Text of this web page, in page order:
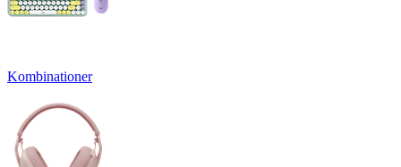
Kombinationer